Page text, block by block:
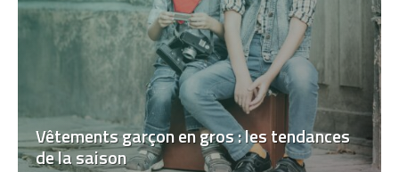
Vêtements garçon en gros : les tendances
de la saison